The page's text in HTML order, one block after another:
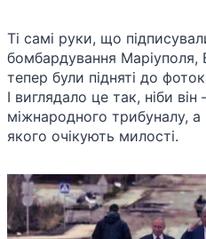
Ті самі руки, що
бомбардування Маріуполя,
тепер були підняті до
І виглядало це так, ніби
міжнародного трибуналу, а
якого очікують милості.